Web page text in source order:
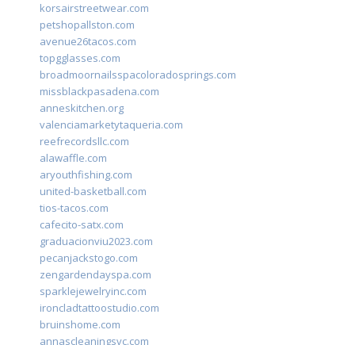
korsairstreetwear.com
petshopallston.com
avenue26tacos.com
topgglasses.com
broadmoornailsspacoloradosprings.com
missblackpasadena.com
anneskitchen.org
valenciamarketytaqueria.com
reefrecordsllc.com
alawaffle.com
aryouthfishing.com
united-basketball.com
tios-tacos.com
cafecito-satx.com
graduacionviu2023.com
pecanjackstogo.com
zengardendayspa.com
sparklejewelryinc.com
ironcladtattoostudio.com
bruinshome.com
annascleaningsvc.com